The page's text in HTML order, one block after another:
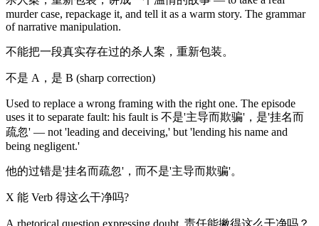
murder case, repackage it, and tell it as a warm story. The grammar
of narrative manipulation.
不能把一段真实存在过的杀人案，重新包装。
不是 A，是 B (sharp correction)
Used to replace a wrong framing with the right one. The episode
uses it to separate fault: his fault is 不是'主导而欺骗'，是'挂名而
疏忽' — not 'leading and deceiving,' but 'lending his name and
being negligent.'
他的过错是'挂名而疏忽'，而不是'主导而欺骗'。
X 能 Verb 得这么干净吗?
A rhetorical question expressing doubt. 责任能撇得这么干净吗？